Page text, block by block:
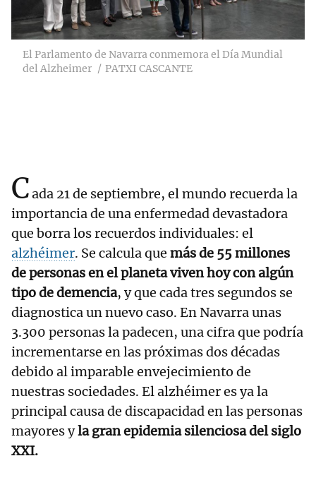
El Parlamento de Navarra conmemora el Día Mundial
del Alzheimer
PATXI CASCANTE
Cada 21 de septiembre, el mundo recuerda la
importancia de una enfermedad devastadora
que borra los recuerdos individuales: el
alzhéimer. Se calcula que más de 55 millones
de personas en el planeta viven hoy con algún
tipo de demencia, y que cada tres segundos se
diagnostica un nuevo caso. En Navarra unas
3.300 personas la padecen, una cifra que podría
incrementarse en las próximas dos décadas
debido al imparable envejecimiento de
nuestras sociedades. El alzhéimer es ya la
principal causa de discapacidad en las personas
mayores yla gran epidemia silenciosa del siglo
XXI.